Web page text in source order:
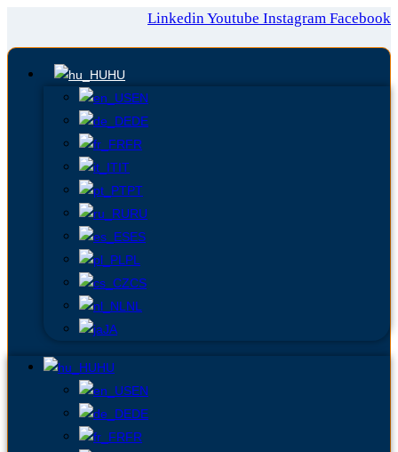
LinkedinYoutube Instagram Facebook
HU
EN
DE
FR
IT
PT
RU
ES
PL
CS
NL
JA
HU
EN
DE
FR